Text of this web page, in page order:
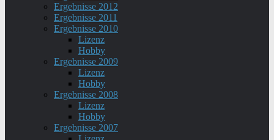
Ergebnisse 2012
Ergebnisse 2011
Ergebnisse 2010
Lizenz
Hobby
Ergebnisse 2009
Lizenz
Hobby
Ergebnisse 2008
Lizenz
Hobby
Ergebnisse 2007